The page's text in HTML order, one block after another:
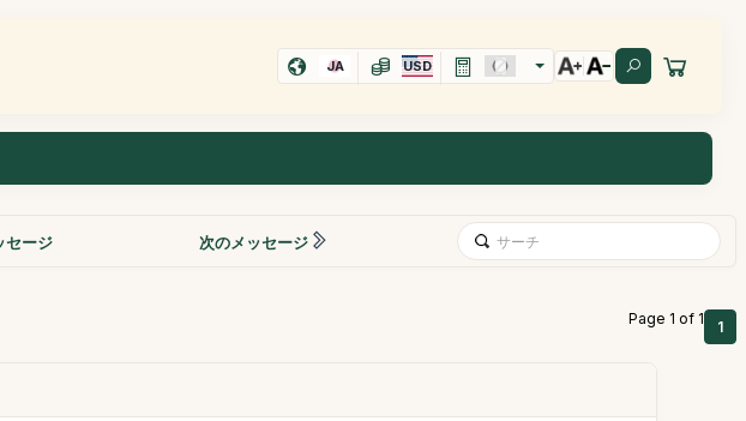
JA USD
セージ 次のメッセージ
Page 1 of 1 1